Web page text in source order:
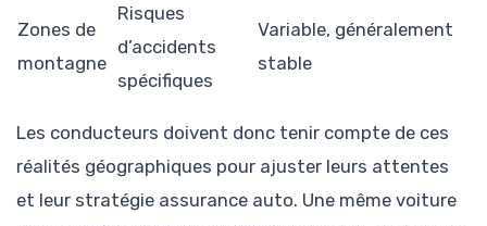
Zones de
montagne
Risques
d’accidents
spécifiques
Variable, généralement
stable
Les conducteurs doivent donc tenir compte de ces
réalités géographiques pour ajuster leurs attentes
et leur stratégie assurance auto. Une même voiture